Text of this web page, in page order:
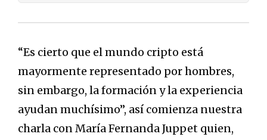
“Es cierto que el mundo cripto está
mayormente representado por hombres,
sin embargo, la formación y la experiencia
ayudan muchísimo”, así comienza nuestra
charla con María Fernanda Juppet quien,